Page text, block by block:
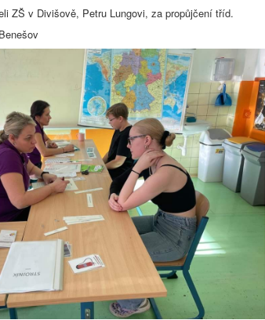
ZŠ v Divišově, Petru Lungovi, za propůjčení tříd.